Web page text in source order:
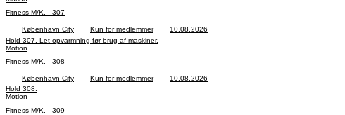
Fitness M/K. - 307
København City Kun for medlemmer
10.08.2026
Hold 307. Let opvarmning før brug af maskiner.
Motion
Fitness M/K. - 308
København City Kun for medlemmer
10.08.2026
Hold 308.
Motion
Fitness M/K. - 309